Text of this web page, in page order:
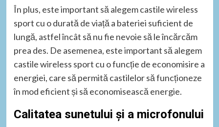
În plus, este important să alegem castile wireless
sport cu o durată de viață a bateriei suficient de
lungă, astfel încât să nu fie nevoie să le încărcăm
prea des. De asemenea, este important să alegem
castile wireless sport cu o funcție de economisire a
energiei, care să permită castilelor să funcționeze
în mod eficient și să economisească energie.
Calitatea sunetului și a microfonului